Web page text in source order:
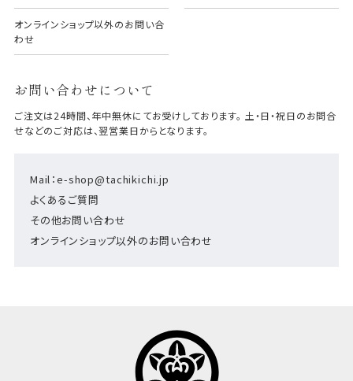
オンラインショップ以外のお問い合
わせ
お問い合わせについて
Mail：e-shop@tachikichi.jp
よくあるご質問
その他お問い合わせ
オンラインショップ以外のお問い合わせ
ご注文は24時間、年中無休にてお受けしております。 土・日・祝日のお問合
せなどのご対応は、翌営業日からとなります。